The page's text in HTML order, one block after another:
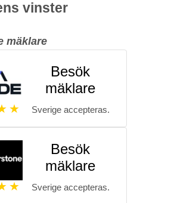
vinster
mäklare
Besök
mäklare
Sverige accepteras.
Besök
mäklare
Sverige accepteras.